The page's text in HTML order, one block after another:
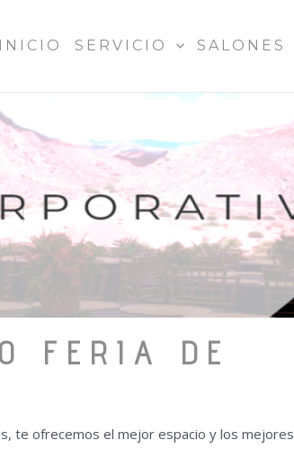
INICIO SERVICIO SALONES
FERIA DE
te ofrecemos el mejor espacio y los mejores